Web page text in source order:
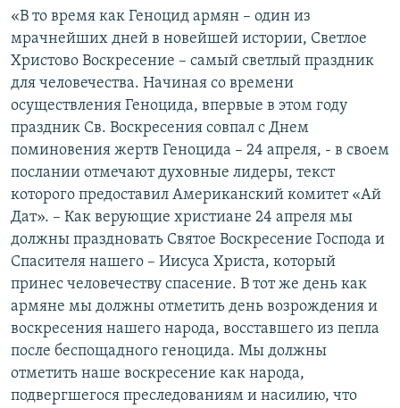
«В то время как Геноцид армян – один из
мрачнейших дней в новейшей истории, Светлое
Христово Воскресение – самый светлый праздник
для человечества. Начиная со времени
осуществления Геноцида, впервые в этом году
праздник Св. Воскресения совпал с Днем
поминовения жертв Геноцида – 24 апреля, - в своем
послании отмечают духовные лидеры, текст
которого предоставил Американский комитет «Ай
Дат». – Как верующие христиане 24 апреля мы
должны праздновать Святое Воскресение Господа и
Спасителя нашего – Иисуса Христа, который
принес человечеству спасение. В тот же день как
армяне мы должны отметить день возрождения и
воскресения нашего народа, восставшего из пепла
после беспощадного геноцида. Мы должны
отметить наше воскресение как народа,
подвергшегося преследованиям и насилию, что